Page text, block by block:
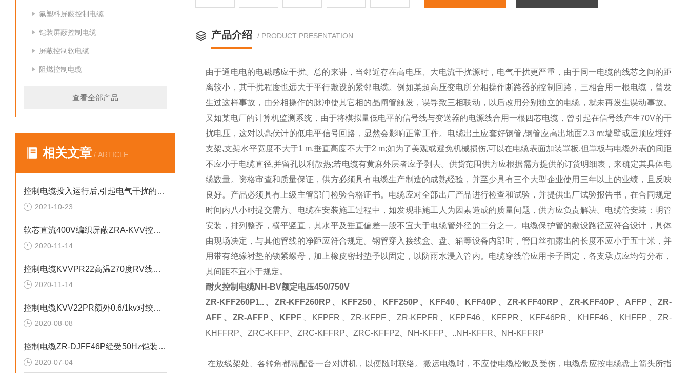
氟塑料屏蔽控制电缆
铠装屏蔽控制电缆
屏蔽控制软电缆
阻燃控制电缆
查看全部产品
相关文章 / ARTICLE
控制电缆投入运行后,引起电气干扰的主要原因有
2021-10-23
软芯直流400V编织屏蔽ZRA-KVV控制电缆
2020-11-14
控制电缆KVVPR22高温270度RV线绞合
2020-11-14
控制电缆KVV22PR额外0.6/1kv对绞对屏
2020-08-08
控制电缆ZR-DJFF46P经受50Hz铠装导体
2020-07-04
产品介绍 / PRODUCT PRESENTATION
由于通电电的电磁感应干扰。总的来讲，当邻近存在高电压、大电流干扰源时，电气干扰更严重，由于同一电缆的线芯之间的距
离较小，其干扰程度也远大于平行敷设的紧邻电缆。例如某超高压变电所分相操作断路器的控制回路，三相合用一根电缆，曾发
生过这样事故，由分相操作的脉冲使其它相的晶闸管触发，误导致三相联动，以后改用分别独立的电缆，就未再发生误动事故。
又如某电厂的计算机监测系统，由于将模拟量低电平的信号线与变送器的电源线合用一根四芯电缆，曾引起在信号线产生70V的干
扰电压，这对以毫伏计的低电平信号回路，显然会影响正常工作。电缆出土应套好钢管,钢管应高出地面2.3 m;墙壁或屋顶应埋好
支架,支架水平宽度不大于1 m,垂直高度不大于2 m;如为了美观或避免机械损伤,可以在电缆表面加装罩板,但罩板与电缆外表的间距
不应小于电缆直径,并留孔以利散热;若电缆有黄麻外层者应予剥去。 供货范围供方应根据需方提供的订货明细表，来确定其具体电
缆数量。资格审查和质量保证，供方必须具有电缆生产制造的成熟经验，并至少具有三个大型企业使用三年以上的业绩，且反映
良好。产品必须具有上级主管部门检验合格证书。电缆应对全部出厂产品进行检查和试验，并提供出厂试验报告书，在合同规定
时间内八小时提交需方。电缆在安装施工过程中，如发现非施工人为因素造成的质量问题，供方应负责解决。 电缆管安装：明管
安装，排列整齐，横平竖直，其水平及垂直偏差一般不宜大于电缆管外径的二分之一。电缆保护管的敷设路径应符合设计，具体
由现场决定，与其他管线的净距应符合规定。钢管穿入接线盒、盘、箱等设备内部时，管口丝扣露出的长度不应小于五十米，并
用带有绝缘衬垫的锁紧螺母，加上橡皮密封垫予以固定，以防雨水浸入管内。电缆穿线管应用卡子固定，各支承点应均匀分布，
其间距不宜小于规定。
耐火控制电缆NH-BV额定电压450/750V
ZR-KFF260P1..、ZR-KFF260RP、KFF250、KFF250P、KFF40、KFF40P、ZR-KFF40RP、ZR-KFF40P、AFFP、ZR-
AFF、ZR-AFFP、KFPF 、KFPFR、ZR-KFPF、ZR-KFPFR、KFPF46、KFFPR、KFF46PR、KHFF46、KHFFP、ZR-
KHFFRP、ZRC-KFFP、ZRC-KFFRP、ZRC-KFFP2、NH-KFFP、..NH-KFFR、NH-KFFRP
在放线架处、各转角都需配备一台对讲机，以便随时联络。搬运电缆时，不应使电缆松散及受伤，电缆盘应按电缆盘上箭头所指